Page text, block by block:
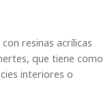
resinas acrílicas
que tiene como
interiores o